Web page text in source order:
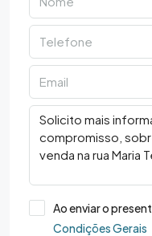
Ao enviar o
Condições Gerais